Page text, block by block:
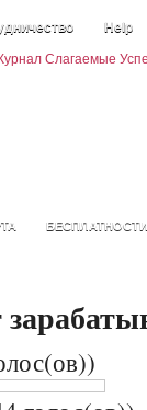
Help
БЕСПЛАТНОСТИ